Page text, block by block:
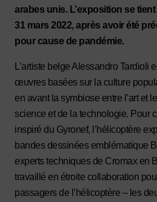
arabes unis. L’exposition se
31 mars 2022, après avoir été
pour cause de pandémie.
L’artiste belge Alessandro Tardioli
œuvres basées sur la culture
en avant la symbiose entre l’art et
science et de la technologie. Pour
inspiré du Gyronef, l’hélicoptère
bandes dessinées emblématique
experts techniques de Cromax en
travaillé en étroite collaboration
passagers de l’hélicoptère – les